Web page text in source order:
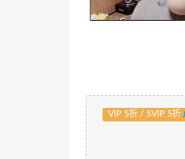
VIP 5折 / SVIP 5折